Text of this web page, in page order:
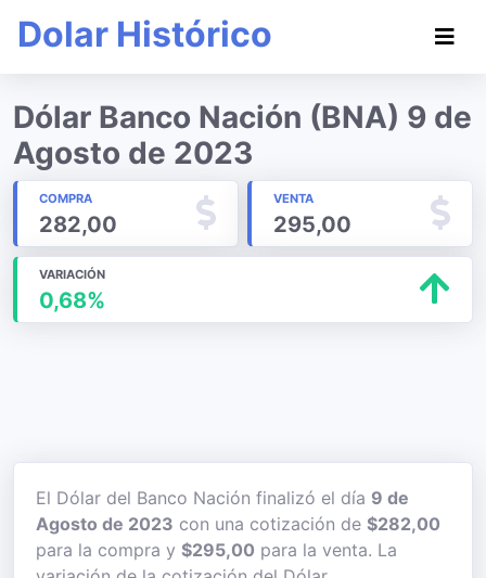
Dolar Histórico
Dólar Banco Nación (BNA) 9 de
Agosto de 2023
COMPRA
282,00
VENTA
295,00
VARIACIÓN
0,68%
El Dólar del Banco Nación finalizó el día 9 de
Agosto de 2023 con una cotización de $282,00
para la compra y $295,00 para la venta. La